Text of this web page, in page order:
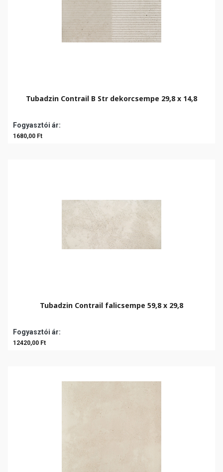
Tubadzin Contrail B Str dekorcsempe 29,8 x 14,8
Fogyasztói ár:
1680,00 Ft
Tubadzin Contrail falicsempe 59,8 x 29,8
Fogyasztói ár:
12420,00 Ft